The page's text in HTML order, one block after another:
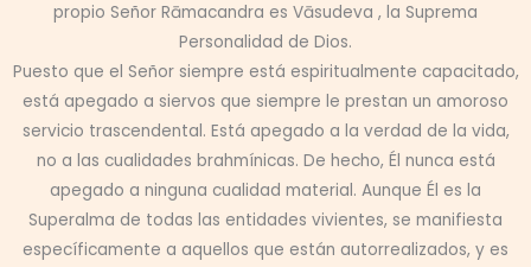
propio Señor Rāmacandra es Vāsudeva , la Suprema
Personalidad de Dios.
Puesto que el Señor siempre está espiritualmente capacitado,
está apegado a siervos que siempre le prestan un amoroso
servicio trascendental. Está apegado a la verdad de la vida,
no a las cualidades brahmínicas. De hecho, Él nunca está
apegado a ninguna cualidad material. Aunque Él es la
Superalma de todas las entidades vivientes, se manifiesta
específicamente a aquellos que están autorrealizados, y es